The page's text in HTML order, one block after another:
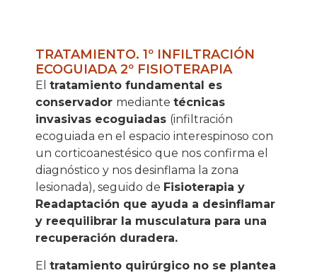
TRATAMIENTO. 1º INFILTRACIÓN
ECOGUIADA 2º FISIOTERAPIA
El tratamiento fundamental es
conservador mediante técnicas
invasivas ecoguiadas (infiltración
ecoguiada en el espacio interespinoso con
un corticoanestésico que nos confirma el
diagnóstico y nos desinflama la zona
lesionada), seguido de Fisioterapia y
Readaptación que ayuda a desinflamar
y reequilibrar la musculatura para una
recuperación duradera.
El tratamiento quirúrgico no se plantea